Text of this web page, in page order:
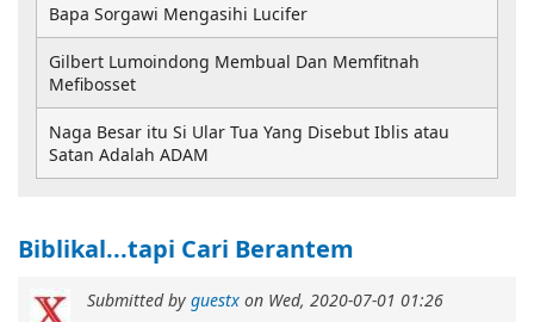
Biblikal...tapi Cari Berantem
Submitted by guestx on Wed, 2020-07-01 01:26
Bapa Sorgawi Mengasihi Lucifer
Gilbert Lumoindong Membual Dan Memfitnah
Mefibosset
Naga Besar itu Si Ular Tua Yang Disebut Iblis atau
Satan Adalah ADAM